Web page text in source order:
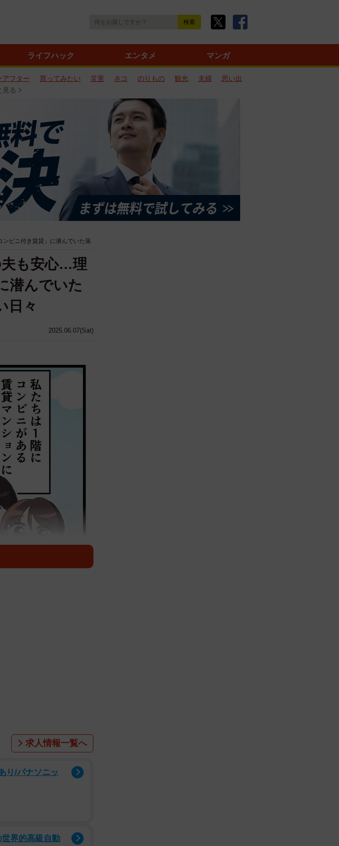
ライフハック エンタメ マンガ
アフター 買ってみたい 災害 ネコ のりもの 観光 夫婦
思い出
見る
ビニ付き賃貸」に潜んでいた落
2025.06.07(Sat)
夫も安心…理
潜んでいた
日々
し、常に人がいるので防
忘れやATM利用、コピ
街の一角にあるため、基
夜寝ているときには大き
求人情報一覧へ
り/パナソニッ
界的高級自動